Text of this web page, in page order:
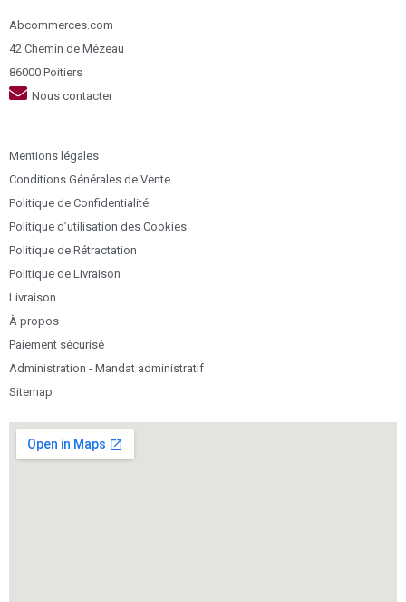
Abcommerces.com
42 Chemin de Mézeau
86000 Poitiers
Nous contacter
Mentions légales
Conditions Générales de Vente
Politique de Confidentialité
Politique d’utilisation des Cookies
Politique de Rétractation
Politique de Livraison
Livraison
À propos
Paiement sécurisé
Administration - Mandat administratif
Sitemap